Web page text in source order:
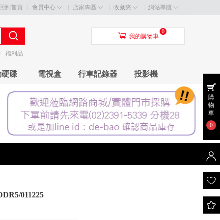
回到首頁 會員中心 店家專區 收藏夾 網站導航
福利品
󰃦 我的購物車
0
碟 電視盒 行車記錄器 投影機
011225
購
物
車
0